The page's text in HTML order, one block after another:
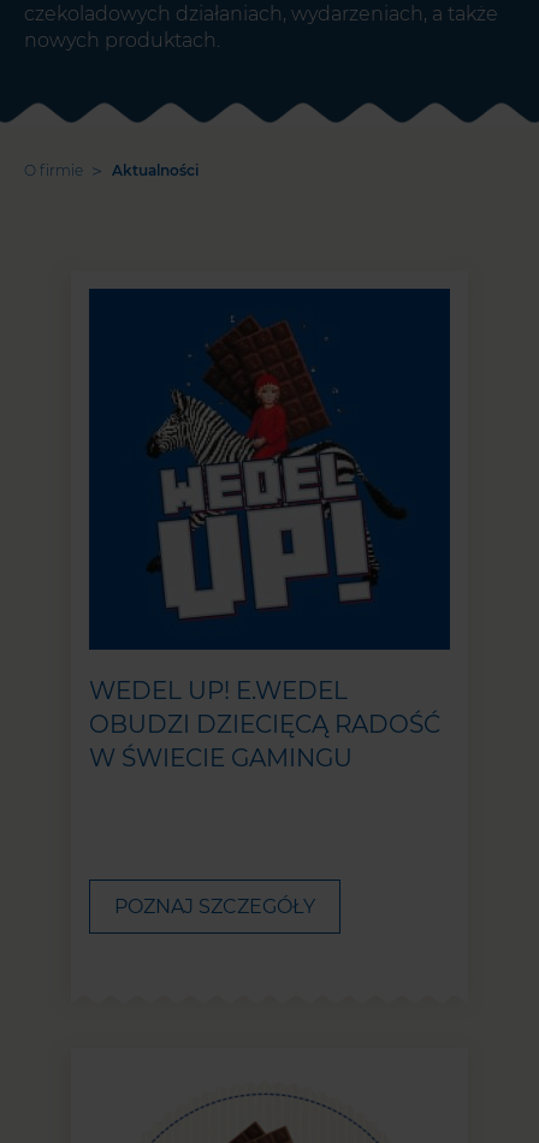
czekoladowych działaniach, wydarzeniach, a także
nowych produktach.
O firmie > Aktualności
WEDEL UP! E.WEDEL
OBUDZI DZIECIĘCĄ RADOŚĆ
W ŚWIECIE GAMINGU
POZNAJ SZCZEGÓŁY